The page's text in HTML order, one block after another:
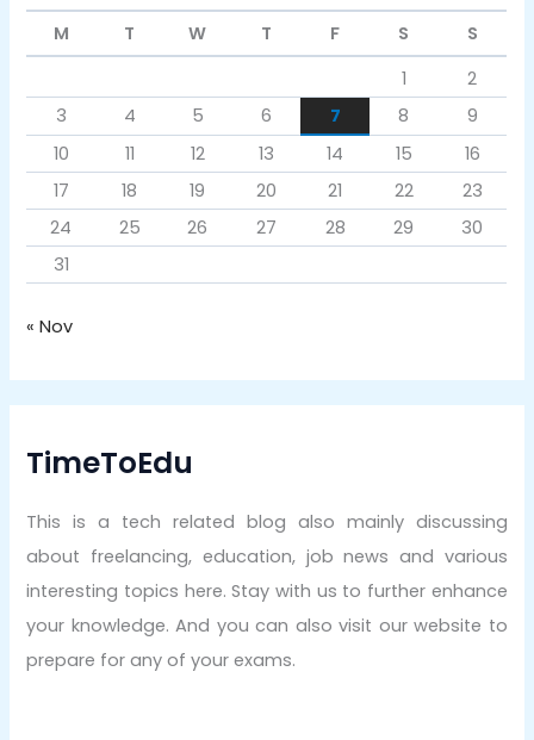
M
T W T F S
S
1
2
3
4 5 6 7 8
9
10
11 12 13 14 15
16
17
18 19 20 21 22
23
24
25 26 27 28 29
30
31
« Nov
TimeToEdu
This is a tech related blog also mainly discussing
about freelancing, education, job news and various
interesting topics here. Stay with us to further enhance
your knowledge. And you can also visit our website to
prepare for any of your exams.